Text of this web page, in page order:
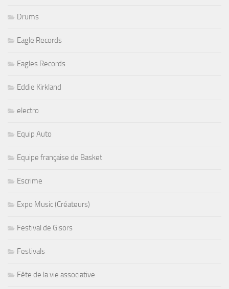
Drums
Eagle Records
Eagles Records
Eddie Kirkland
electro
Equip Auto
Equipe française de Basket
Escrime
Expo Music (Créateurs)
Festival de Gisors
Festivals
Fête de la vie associative